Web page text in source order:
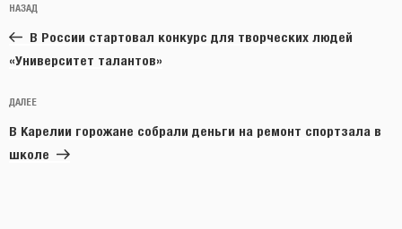
по
записям
Предыдущая
запись:
НАЗАД
В России стартовал конкурс для творческих людей
«Университет талантов»
Следующая
запись
ДАЛЕЕ
В Карелии горожане собрали деньги на ремонт спортзала в
школе